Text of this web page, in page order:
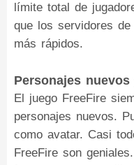
límite total de
que los servidores
más rápidos.
Personajes
El juego FreeFire
personajes nuevos.
como avatar. Casi
FreeFire son